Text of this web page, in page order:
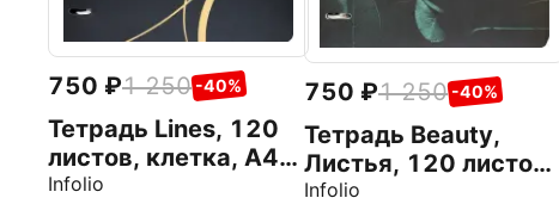
750 1 250 -40%
Тетрадь Lines, 120
листов, клетка, А4,
черный
Infolio
750 1 250 -40%
Тетрадь Beauty,
Листья, 120 листов,
Infolio